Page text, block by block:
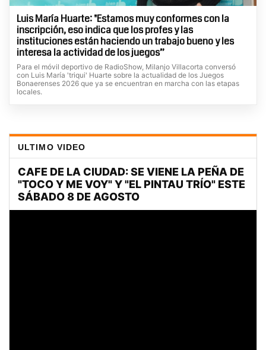
Luis María Huarte: "Estamos muy conformes con la
inscripción, eso indica que los profes y las
instituciones están haciendo un trabajo bueno y les
interesa la actividad de los juegos”
Para el móvil deportivo de RadioShow, Milanjo Villacorta conversó
con Luis María 'triqui' Huarte sobre la actualidad de los Juegos
Bonaerenses 2026 que ya se encuentran en marcha con las etapas
locales.
ULTIMO VIDEO